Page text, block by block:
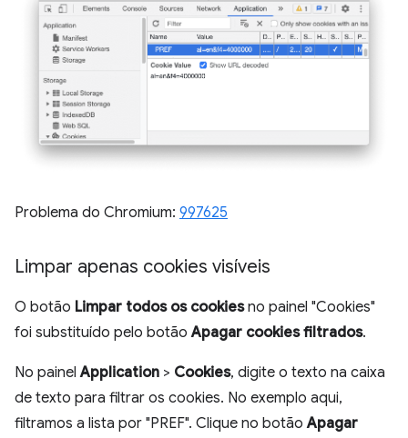
Problema do Chromium: 997625
Limpar apenas cookies visíveis
O botão Limpar todos os cookiesno painel "Cookies"
foi substituído pelo botãoApagar cookies filtrados.
No painelApplication > Cookies, digite o texto na caixa
de texto para filtrar os cookies. No exemplo aqui,
filtramos a lista por "PREF". Clique no botãoApagar